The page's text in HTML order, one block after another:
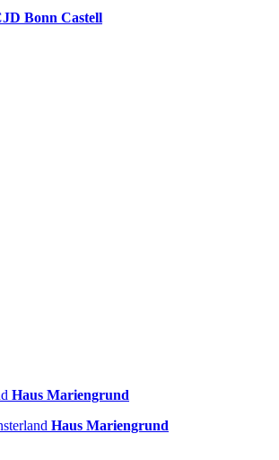
Bonn Castell
Haus Mariengrund
Haus Mariengrund